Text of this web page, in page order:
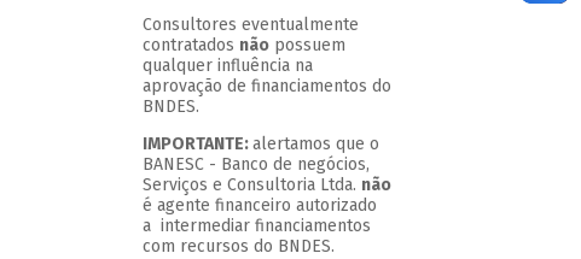
Consultores eventualmente
contratados não possuem
qualquer influência na
aprovação de financiamentos do
BNDES.
IMPORTANTE:alertamos que o
BANESC - Banco de negócios,
Serviços e Consultoria Ltda. não
é agente financeiro autorizado
a intermediar financiamentos
com recursos do BNDES.